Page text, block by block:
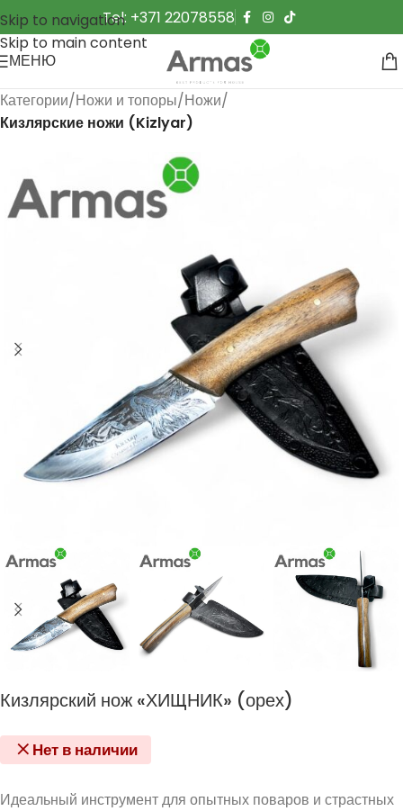
Skip to navigation
Skip to main content
Tel: +371 22078558
МЕНЮ
Категории Ножи и топоры Ножи
Кизлярские ножи (Kizlyar)
Кизлярский нож «ХИЩНИК» (орех)
Нет в наличии
Идеальный инструмент для опытных поваров и страстных